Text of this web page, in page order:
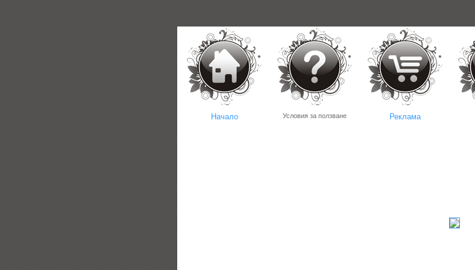
Начало Условия за ползване Реклама